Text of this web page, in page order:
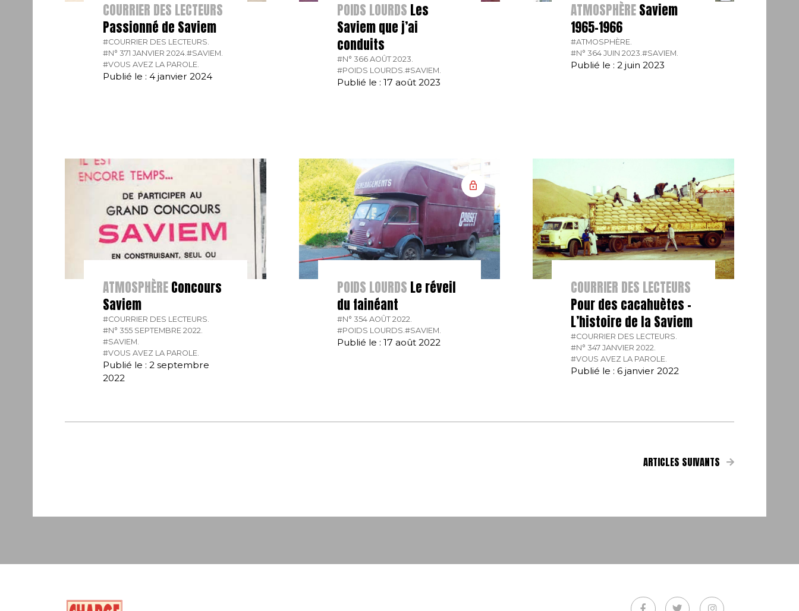
COURRIER DES LECTEURS
Passionné de Saviem
#COURRIER DES LECTEURS.
#N° 371 JANVIER 2024.#SAVIEM.
#VOUS AVEZ LA PAROLE.
Publié le : 4 janvier 2024
POIDS LOURDS Les
Saviem que j’ai
conduits
#N° 366 AOÛT 2023.
#POIDS LOURDS.#SAVIEM.
Publié le : 17 août 2023
ATMOSPHÈRESaviem
1965-1966
#ATMOSPHÈRE.
#N° 364 JUIN 2023.#SAVIEM.
Publié le : 2 juin 2023
ATMOSPHÈREConcours
Saviem
#COURRIER DES LECTEURS.
#N° 355 SEPTEMBRE 2022.
#SAVIEM.
#VOUS AVEZ LA PAROLE.
Publié le : 2 septembre
2022
POIDS LOURDS Le réveil
du fainéant
#N° 354 AOÛT 2022.
#POIDS LOURDS.#SAVIEM.
Publié le : 17 août 2022
COURRIER DES LECTEURS
Pour des cacahuètes –
L’histoire de la Saviem
#COURRIER DES LECTEURS.
#N° 347 JANVIER 2022.
#VOUS AVEZ LA PAROLE.
Publié le : 6 janvier 2022
ARTICLES SUIVANTS